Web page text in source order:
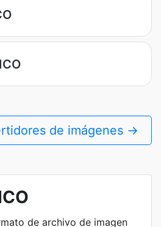
de imágenes →
de archivo de imagen